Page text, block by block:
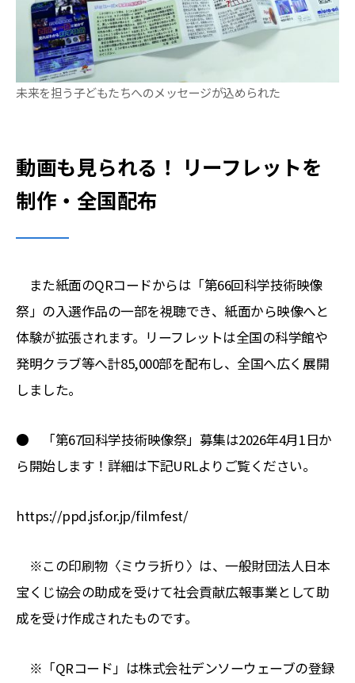
未来を担う子どもたちへのメッセージが込められた
動画も見られる！ リーフレットを
制作・全国配布
また紙面のQRコードからは「第66回科学技術映像
祭」の入選作品の一部を視聴でき、紙面から映像へと
体験が拡張されます。リーフレットは全国の科学館や
発明クラブ等へ計85,000部を配布し、全国へ広く展開
しました。
● 「第67回科学技術映像祭」募集は2026年4月1日か
ら開始します！詳細は下記URLよりご覧ください。
https://ppd.jsf.or.jp/filmfest/
※この印刷物〈ミウラ折り〉は、一般財団法人日本
宝くじ協会の助成を受けて社会貢献広報事業として助
成を受け作成されたものです。
※「QRコード」は株式会社デンソーウェーブの登録